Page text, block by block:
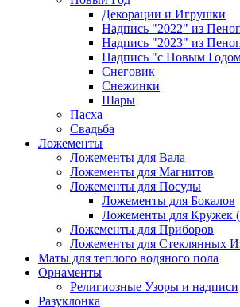
Декорации и Игрушки
Надпись "2022" из
Надпись "2023" из
Надпись "с Новым
Снеговик
Снежинки
Шары
Пасха
Свадьба
Ложементы
Ложементы для Вала
Ложементы для Магнитов
Ложементы для Посуды
Ложементы для Бокалов
Ложементы для Кружек
Ложементы для Приборов
Ложементы для Стеклянных
Маты для теплого водяного пола
Орнаменты
Религиозные Узоры и надписи
Разуклонка